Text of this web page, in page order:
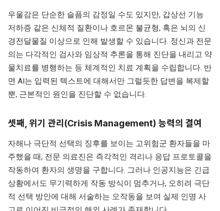
우울감은 단순한 슬픔의 감정일 수도 있지만, 갑상선 기능
저하증 같은 신체적 질환이나 호르몬 불균형, 혹은 뇌의 신
경전달물질 이상으로 인해 발생할 수 있습니다. 정신과 전문
의는 다각적인 검사와 임상적 추론을 통해 진단을 내리고 약
물치료를 병행하는 등 체계적인 치료 계획을 수립합니다. 반
면 AI는 입력된 텍스트에 대해서만 그럴듯한 답변을 복제할
뿐, 근본적인 원인을 진단할 수 없습니다.
셋째, 위기 관리(Crisis Management) 능력의 결여
자해나 극단적 선택의 징후를 보이는 고위험군 환자들을 마
주했을 때, 전문 의료진은 즉각적인 격리나 응답 프로토콜을
작동하여 환자의 생명을 구합니다. 그러나 인공지능은 긴급
상황에서도 무기력하게 작동 방식이 멈추거나, 오히려 극단
적 선택 방안에 대해 서술하는 오작동을 보여 실제 인명 사